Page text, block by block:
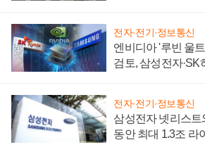
전자·전기·정보통신
엔비디아 '루빈 울
검토, 삼성전자·SK
전자·전기·정보통신
삼성전자 넷리스트
동안 최대 1.3조 라